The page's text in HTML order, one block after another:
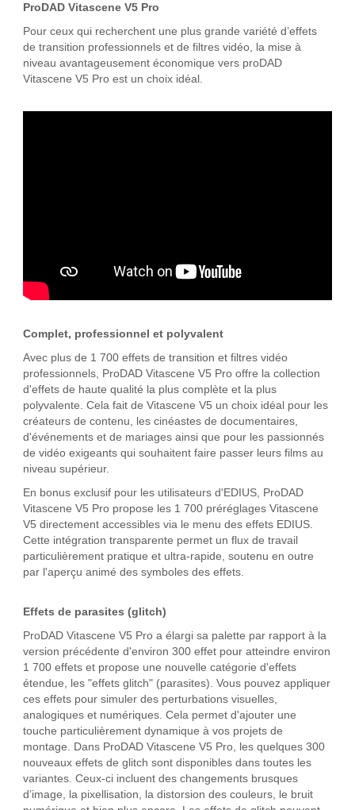
ProDAD Vitascene V5 Pro
Pour ceux qui recherchent une plus grande variété d’effets
de transition professionnels et de filtres vidéo, la mise à
niveau avantageusement économique vers proDAD
Vitascene V5 Pro est un choix idéal.
Complet, professionnel et polyvalent
Avec plus de 1 700 effets de transition et filtres vidéo
professionnels, ProDAD Vitascene V5 Pro offre la collection
d'effets de haute qualité la plus complète et la plus
polyvalente. Cela fait de Vitascene V5 un choix idéal pour les
créateurs de contenu, les cinéastes de documentaires,
d'événements et de mariages ainsi que pour les passionnés
de vidéo exigeants qui souhaitent faire passer leurs films au
niveau supérieur.
En bonus exclusif pour les utilisateurs d'EDIUS, ProDAD
Vitascene V5 Pro propose les 1 700 préréglages Vitascene
V5 directement accessibles via le menu des effets EDIUS.
Cette intégration transparente permet un flux de travail
particulièrement pratique et ultra-rapide, soutenu en outre
par l'aperçu animé des symboles des effets.
Effets de parasites (glitch)
ProDAD Vitascene V5 Pro a élargi sa palette par rapport à la
version précédente d'environ 300 effet pour atteindre environ
1 700 effets et propose une nouvelle catégorie d'effets
étendue, les "effets glitch" (parasites). Vous pouvez appliquer
ces effets pour simuler des perturbations visuelles,
analogiques et numériques. Cela permet d'ajouter une
touche particulièrement dynamique à vos projets de
montage. Dans ProDAD Vitascene V5 Pro, les quelques 300
nouveaux effets de glitch sont disponibles dans toutes les
variantes. Ceux-ci incluent des changements brusques
d’image, la pixellisation, la distorsion des couleurs, le bruit